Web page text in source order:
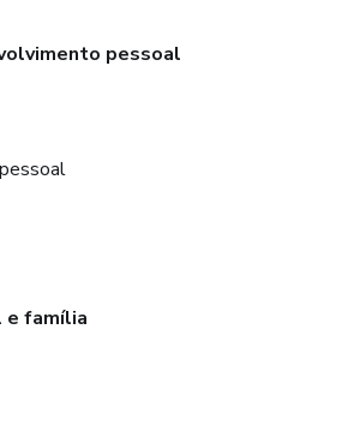
pessoal
e família